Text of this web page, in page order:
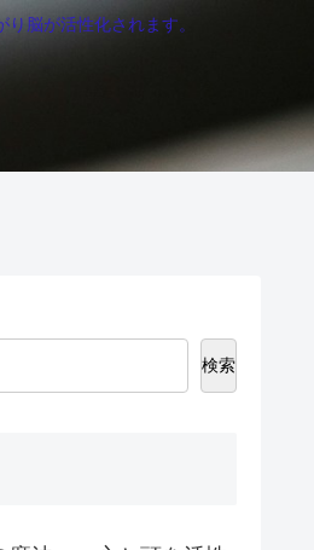
脳が活性化されます。
検索